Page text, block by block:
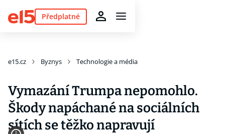
Předplatné
e15.cz Byznys Technologie a média
Vymazání Trumpa nepomohlo.
Škody napáchané na sociálních
sítích se těžko napravují